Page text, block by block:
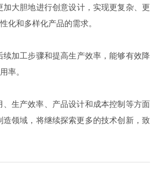
大胆地进行创意设计，实现更复杂、更
和多样化产品的需求。
加工步骤和提高生产效率，能够有效降
率。
生产效率、产品设计和成本控制等方面
领域，将继续探索更多的技术创新，致